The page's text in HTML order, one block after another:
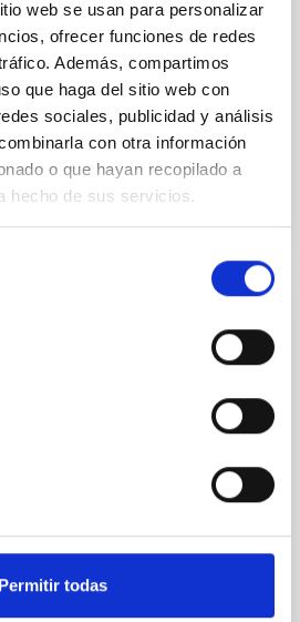
web se usan para personalizar
ofrecer funciones de redes
Además, compartimos
que haga del sitio web con
sociales, publicidad y análisis
con otra información
o que hayan recopilado a
hecho de sus servicios.
Permitir todas
et al.
2026
0
modelling of
[CII] line in post-rEionisation and
Fourier-transform
on lumped-element kinetic